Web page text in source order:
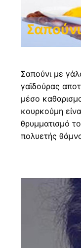
Σαπούνι με
γαϊδούρας
μέσο
κουρκούμη
θρυμματισμό
πολυετής